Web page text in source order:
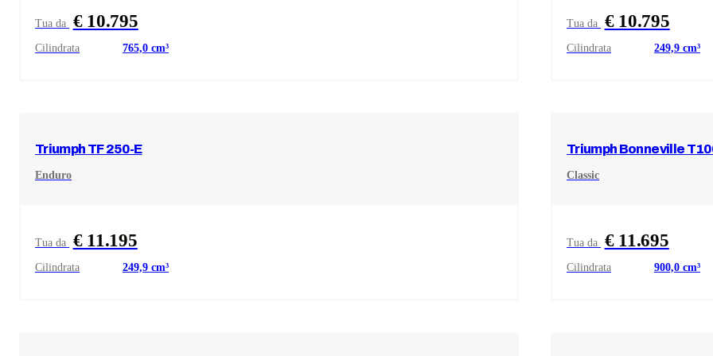
Tua da € 10.795
Cilindrata 765,0 cm³
Tua da € 10.795
Cilindrata 249,9 cm³
Triumph TF 250-E
Enduro
Tua da € 11.195
Cilindrata 249,9 cm³
Triumph Bonneville
Classic
Tua da € 11.695
Cilindrata 900,0 cm³